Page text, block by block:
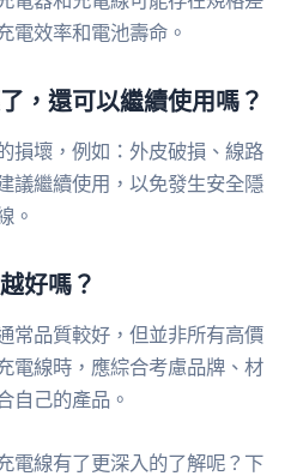
電效率和電池壽命。
，還可以繼續使用嗎？
損壞，例如：外皮破損、線路
議繼續使用，以免發生安全隱
。
好嗎？
常品質較好，但並非所有高價
電線時，應綜合考慮品牌、材
自己的產品。
電線有了更深入的了解呢？下